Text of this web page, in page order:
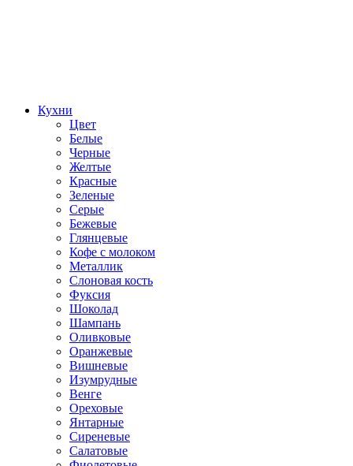
Кухни
Цвет
Белые
Черные
Желтые
Красные
Зеленые
Серые
Бежевые
Глянцевые
Кофе с молоком
Металлик
Слоновая кость
Фуксия
Шоколад
Шампань
Оливковые
Оранжевые
Вишневые
Изумрудные
Венге
Ореховые
Янтарные
Сиреневые
Салатовые